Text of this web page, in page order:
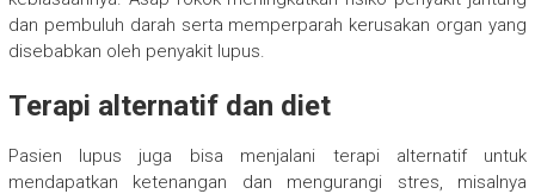
dan pembuluh darah serta memperparah kerusakan organ yang
disebabkan oleh penyakit lupus.
Terapi alternatif dan diet
Pasien lupus juga bisa menjalani terapi alternatif untuk
mendapatkan ketenangan dan mengurangi stres, misalnya